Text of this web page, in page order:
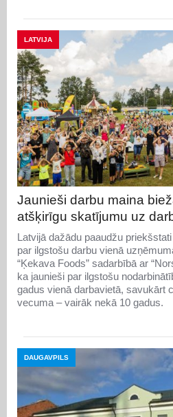
LATVIJA
Jaunieši darbu maina
atšķirīgu skatījumu uz
Latvijā dažādu paaudžu
par ilgstošu darbu vienā
“Ķekava Foods” sadarbībā ar
ka jaunieši par ilgstošu
gadus vienā darbavietā, savukārt
vecuma – vairāk nekā 10 gadus.
DAUGAVPILS